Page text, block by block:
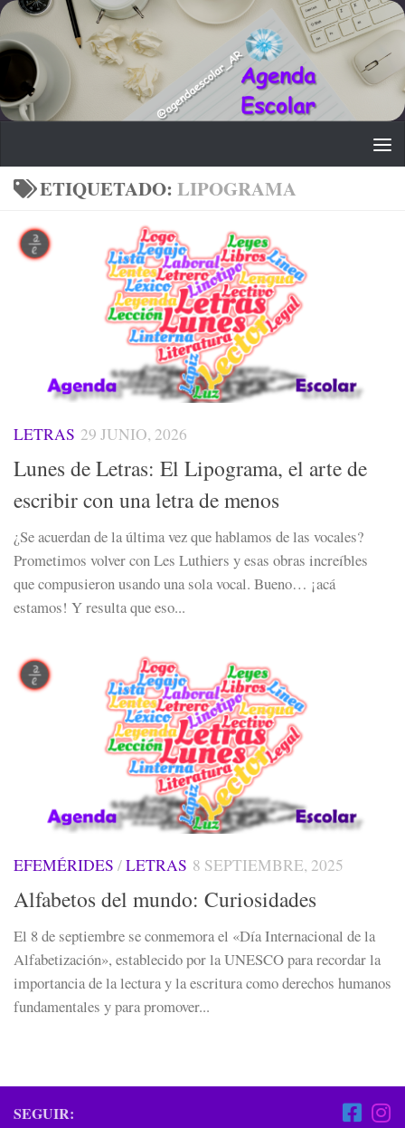
Saltar al contenido
ETIQUETADO: LIPOGRAMA
LETRAS 29 JUNIO, 2026
Lunes de Letras: El Lipograma, el arte de
escribir con una letra de menos
¿Se acuerdan de la última vez que hablamos de las vocales?
Prometimos volver con Les Luthiers y esas obras increíbles
que compusieron usando una sola vocal. Bueno… ¡acá
estamos! Y resulta que eso...
EFEMÉRIDES /LETRAS 8 SEPTIEMBRE, 2025
Alfabetos del mundo: Curiosidades
El 8 de septiembre se conmemora el «Día Internacional de la
Alfabetización», establecido por la UNESCO para recordar la
importancia de la lectura y la escritura como derechos humanos
fundamentales y para promover...
SEGUIR: